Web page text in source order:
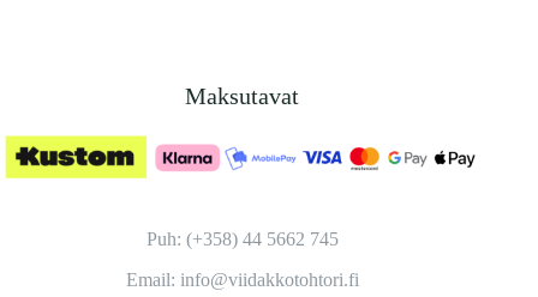
Maksutavat
Puh: (+358) 44 5662 745
Email: info@viidakkotohtori.fi